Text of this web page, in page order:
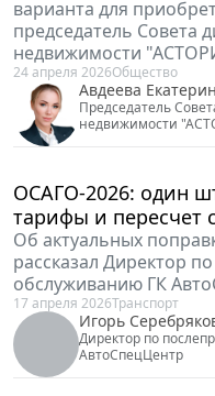
собственности
Про увеличение
повышении
действует
области права
юридической
Кудрявцев Денис
Эксперт в области
юридической